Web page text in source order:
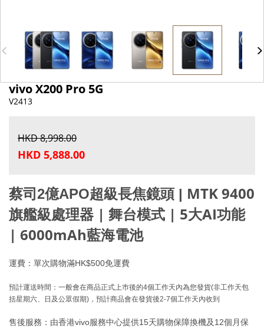
vivo X200 Pro 5G
V2413
HKD 8,998.00
HKD 5,888.00
蔡司2億APO超級長焦鏡頭 | MTK 9400
旗艦級處理器 | 舞台模式 | 5大AI功能
| 6000mAh藍海電池
運費：單次購物滿HK$500免運費
預計運送時間： 一般會在商品正式上巿後的4個工作天內為您發貨(非工作天包
括星期六、日及公眾假期)，預計商品會在發貨後2-7個工作天內收到
售後服務：由香港vivo服務中心提供15天購物保障換機及12個月保